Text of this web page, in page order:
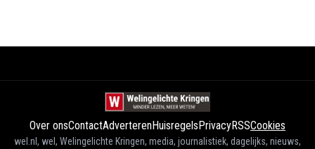
Over onsContactAdverterenHuisregelsPrivacyRSSCookies
wel.nl, wel, Welingelichte Kringen, media, journalistiek, dagelijks, nieuws,